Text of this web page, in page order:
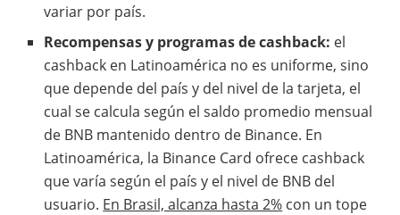
variar por país.
Recompensas y programas de cashback: el
cashback en Latinoamérica no es uniforme, sino
que depende del país y del nivel de la tarjeta, el
cual se calcula según el saldo promedio mensual
de BNB mantenido dentro de Binance. En
Latinoamérica, la Binance Card ofrece cashback
que varía según el país y el nivel de BNB del
usuario. En Brasil, alcanza hasta 2% con un tope